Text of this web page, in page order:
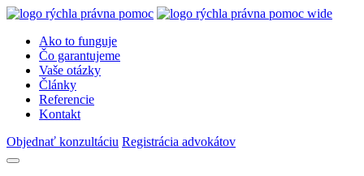
Ako to funguje
Čo garantujeme
Vaše otázky
Články
Referencie
Kontakt
Objednať konzultáciu Registrácia advokátov